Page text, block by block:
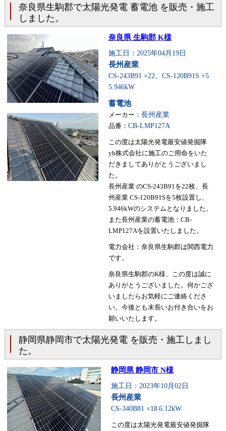
奈良県生駒郡で太陽光発電 蓄電池 を販売・施工
しました。
奈良県 生駒郡 K様
施工日：2025年04月19日
長州産業
CS-243B91 ×22、CS-120B91S ×5
5.946kW
蓄電池
メーカー： 長州産業
品番： CB-LMP127A
この度は太陽光発電最安値発掘隊
yh株式会社に施工のご用命をいた
だきましてありがとうございまし
た。
長州産業 のCS-243B91を22枚、長
州産業 CS-120B91Sを5枚設置し、
5.946kWのシステムとなりました。
また長州産業の蓄電池：CB-
LMP127Aを設置いたしました。
電力会社：奈良県生駒郡は関西電力
です。
奈良県生駒郡のK様、この度は誠に
ありがとうございました。何かござ
いましたらお気軽にご連絡くださ
い。今後とも末長いお付き合いをお
願いいたします。
静岡県静岡市で太陽光発電 を販売・施工しまし
た。
静岡県 静岡市 N様
施工日：2023年10月02日
長州産業
CS-340B81 ×18 6.12kW
この度は太陽光発電最安値発掘隊